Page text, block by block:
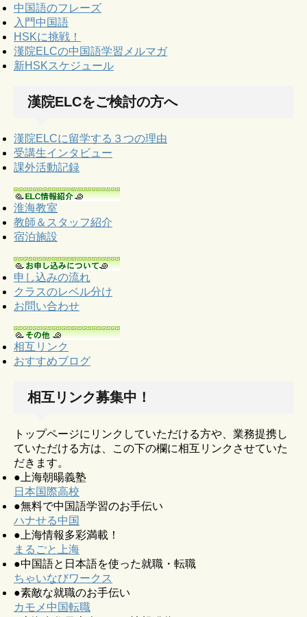
中国語のフレーズ
入門中国語
HSKに挑戦！
漢院ELCの中国語学習メルマガ
新HSKスケジュール
漢院ELCをご検討の方へ
漢院ELCに留学する３つの理由
受講生インタビュー
課外活動記録
淮海教室
教師＆スタッフ紹介
宿泊施設
申し込みの流れ
クラスのレベル分け
お問い合わせ
相互リンク
おすすめブログ
相互リンク募集中！
トップページにリンクしていただける方や、業務提携し
ていただける方は、この下の欄に相互リンクさせていた
だきます。
●上海朝暘義塾
日本国際高校
●無料で中国語学習のお手伝い
ハナせる中国
●上海情報多彩満載！
まるごと上海
●中国語と日本語を使った就職・転職
ちゃいなびワークス
●素敵な就職のお手伝い
カモメ中国転職